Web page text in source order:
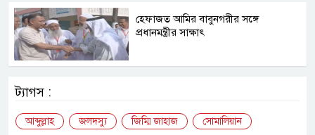
হেফাজত আমির বাবুনগরীর সঙ্গে
প্রধানমন্ত্রীর সাক্ষাৎ
ট্যাগস :
আব্দুল্লাহ জলদস্যু জিম্মি জাহাজ সোমালিয়ান